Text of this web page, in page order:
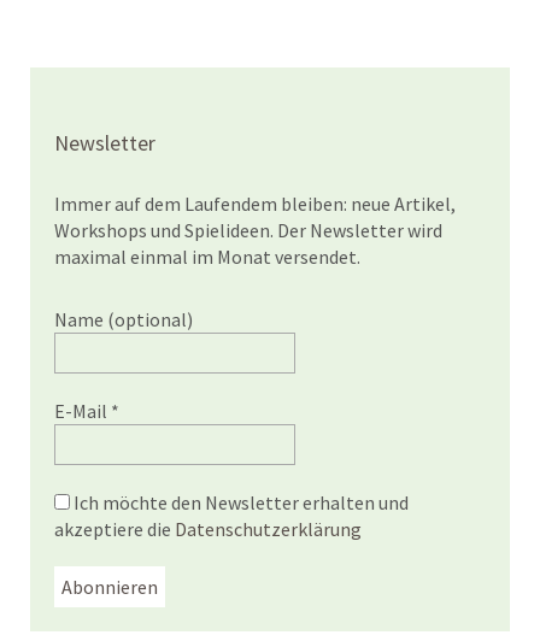
Newsletter
Immer auf dem Laufendem bleiben: neue Artikel,
Workshops und Spielideen. Der Newsletter wird
maximal einmal im Monat versendet.
Name (optional)
E-Mail *
Ich möchte den Newsletter erhalten und
akzeptiere die Datenschutzerklärung